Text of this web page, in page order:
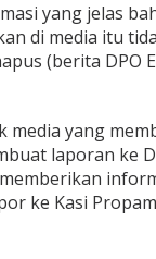
yang jelas
di media itu
(berita DPO
media yang
laporan ke
ke Kasi